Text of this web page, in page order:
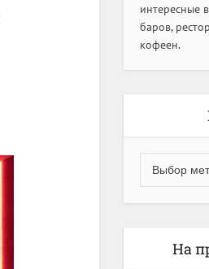
интересные
баров,
кофеен.
На